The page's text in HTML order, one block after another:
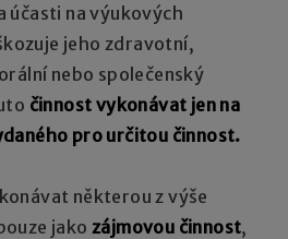
účasti na výukových
jeho zdravotní,
nebo společenský
činnost vykonávat jen na
pro určitou činnost.
některou z výše
jakozájmovou činnost,